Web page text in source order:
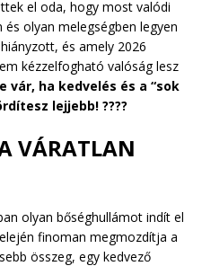
el oda, hogy most valódi
olyan melegségben legyen
és amely 2026
kézzelfogható valóság lesz
vár, ha kedvelés és a “sok
lejjebb! ????
VÁRATLAN
olyan bőséghullámot indít el
finoman megmozdítja a
összeg, egy kedvező